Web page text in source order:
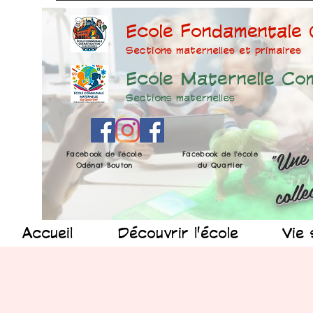
Ecole Fondamentale
Sections maternelles et primaires
Ecole Maternelle
Sections maternelles
Facebook de l'école
Odénat Bouton
Facebook de l'école
du Quartier
Accueil Découvrir l'école Vie